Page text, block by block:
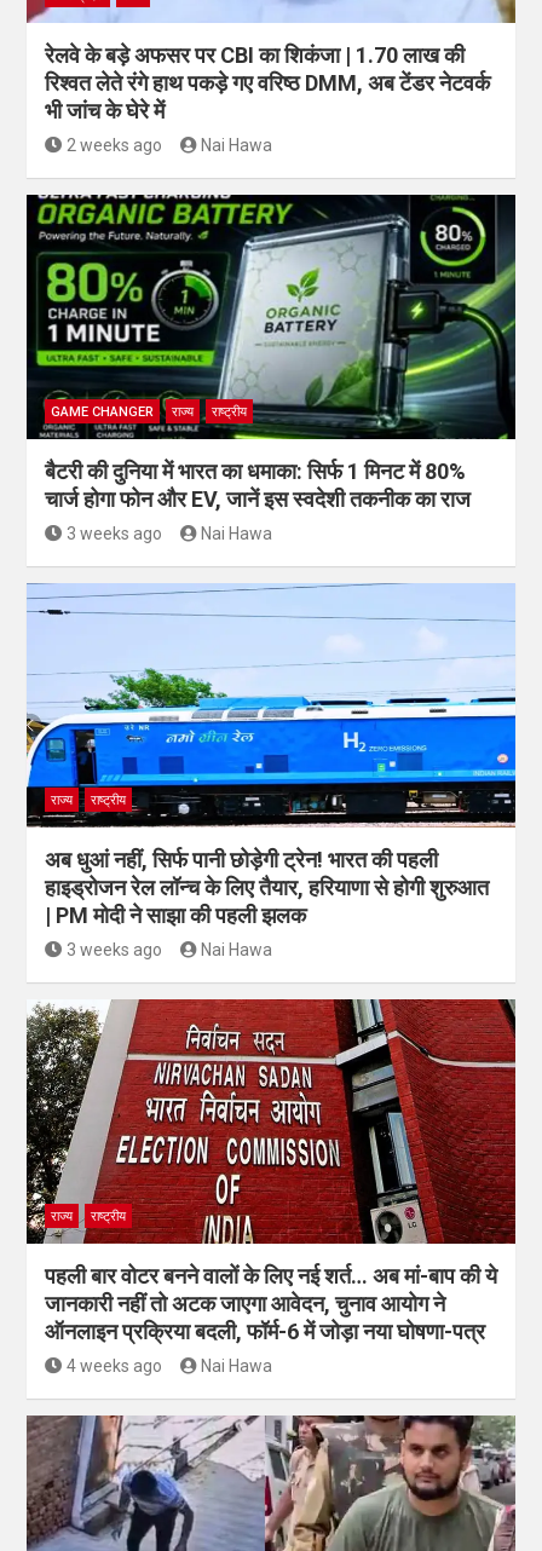
रेलवे के बड़े अफसर पर CBI का शिकंजा | 1.70 लाख की
रिश्वत लेते रंगे हाथ पकड़े गए वरिष्ठ DMM, अब टेंडर नेटवर्क
भी जांच के घेरे में
2 weeks ago Nai Hawa
GAME CHANGER राज्य राष्ट्रीय
बैटरी की दुनिया में भारत का धमाका: सिर्फ 1 मिनट में 80%
चार्ज होगा फोन और EV, जानें इस स्वदेशी तकनीक का राज
3 weeks ago Nai Hawa
राज्य राष्ट्रीय
अब धुआं नहीं, सिर्फ पानी छोड़ेगी ट्रेन! भारत की पहली
हाइड्रोजन रेल लॉन्च के लिए तैयार, हरियाणा से होगी शुरुआत
| PM मोदी ने साझा की पहली झलक
3 weeks ago Nai Hawa
राज्य राष्ट्रीय
पहली बार वोटर बनने वालों के लिए नई शर्त… अब मां-बाप की ये
जानकारी नहीं तो अटक जाएगा आवेदन, चुनाव आयोग ने
ऑनलाइन प्रक्रिया बदली, फॉर्म-6 में जोड़ा नया घोषणा-पत्र
4 weeks ago Nai Hawa